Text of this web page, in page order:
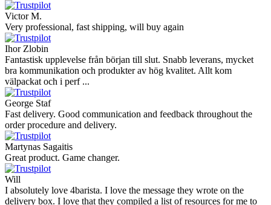
Victor M.
Very professional, fast shipping, will buy again
Ihor Zlobin
Fantastisk upplevelse från början till slut. Snabb leverans, mycket
bra kommunikation och produkter av hög kvalitet. Allt kom
välpackat och i perf ...
George Staf
Fast delivery. Good communication and feedback throughout the
order procedure and delivery.
Martynas Sagaitis
Great product. Game changer.
Will
I absolutely love 4barista. I love the message they wrote on the
delivery box. I love that they compiled a list of resources for me to